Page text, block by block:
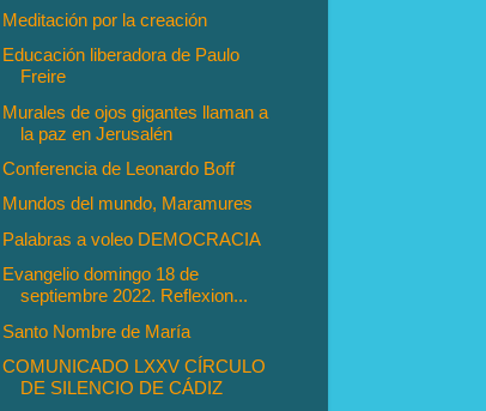
Meditación por la creación
Educación liberadora de Paulo
Freire
Murales de ojos gigantes llaman a
la paz en Jerusalén
Conferencia de Leonardo Boff
Mundos del mundo, Maramures
Palabras a voleo DEMOCRACIA
Evangelio domingo 18 de
septiembre 2022. Reflexion...
Santo Nombre de María
COMUNICADO LXXV CÍRCULO
DE SILENCIO DE CÁDIZ